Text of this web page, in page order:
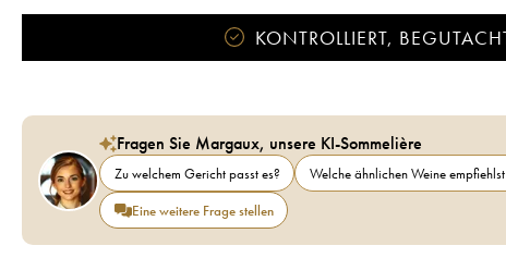
KONTROLLIERT,
Fragen Sie Margaux, unsere KI-Sommelière
Zu welchem Gericht passt es? Welche ähnlichen Weine
Eine weitere Frage stellen